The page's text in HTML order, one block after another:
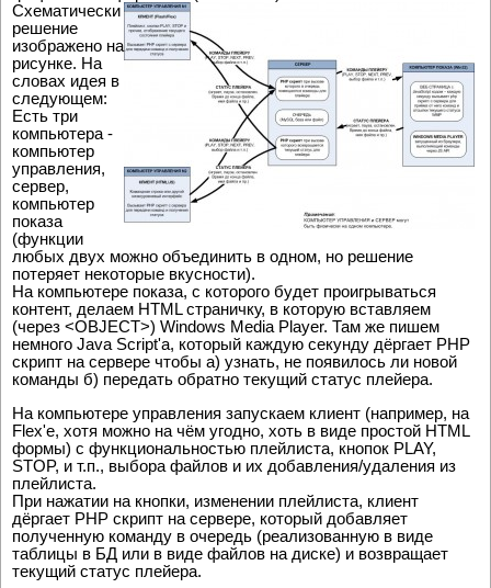
Схематически
решение
изображено на
рисунке. На
словах идея в
следующем:
Есть три
компьютера -
компьютер
управления,
сервер,
компьютер
показа
(функции
любых двух можно объединить в одном, но решение
потеряет некоторые вкусности).
На компьютере показа, с которого будет проигрываться
контент, делаем HTML страничку, в которую вставляем
(через <OBJECT>) Windows Media Player. Там же пишем
немного Java Script'a, который каждую секунду дёргает PHP
скрипт на сервере чтобы а) узнать, не появилось ли новой
команды б) передать обратно текущий статус плейера.
На компьютере управления запускаем клиент (например, на
Flex'e, хотя можно на чём угодно, хоть в виде простой HTML
формы) с функциональностью плейлиста, кнопок PLAY,
STOP, и т.п., выбора файлов и их добавления/удаления из
плейлиста.
При нажатии на кнопки, изменении плейлиста, клиент
дёргает PHP скрипт на сервере, который добавляет
полученную команду в очередь (реализованную в виде
таблицы в БД или в виде файлов на диске) и возвращает
текущий статус плейера.